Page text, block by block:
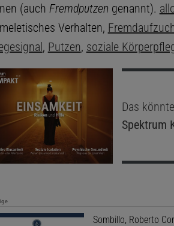
(auch Fremdputzen genannt).
Verhalten,
, Putzen, soziale
Das
Spektrum
Sombillo, Roberto